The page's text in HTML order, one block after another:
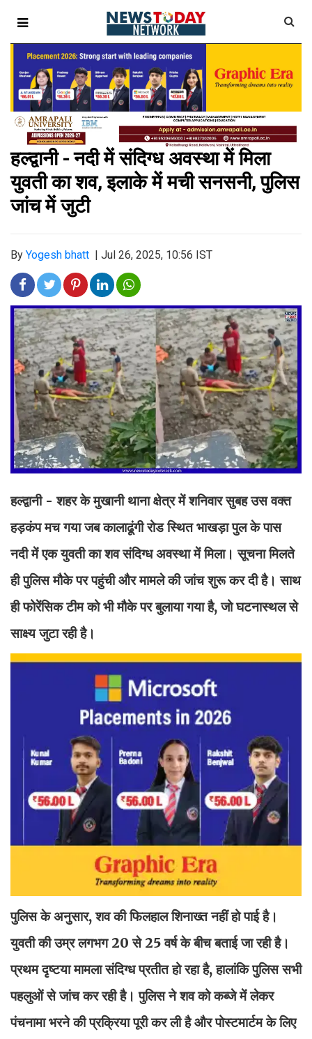
हल्द्वानी - नदी में संदिग्ध अवस्था में मिला
युवती का शव, इलाके में मची सनसनी, पुलिस
जांच में जुटी
By Yogesh bhatt Jul 26, 2025, 10:56 IST
हल्द्वानी - शहर के मुखानी थाना क्षेत्र में शनिवार सुबह उस वक्त
हड़कंप मच गया जब कालाढूंगी रोड स्थित भाखड़ा पुल के पास
नदी में एक युवती का शव संदिग्ध अवस्था में मिला। सूचना मिलते
ही पुलिस मौके पर पहुंची और मामले की जांच शुरू कर दी है। साथ
ही फोरेंसिक टीम को भी मौके पर बुलाया गया है, जो घटनास्थल से
साक्ष्य जुटा रही है।
पुलिस के अनुसार, शव की फिलहाल शिनाख्त नहीं हो पाई है।
युवती की उम्र लगभग 20 से 25 वर्ष के बीच बताई जा रही है।
प्रथम दृष्टया मामला संदिग्ध प्रतीत हो रहा है, हालांकि पुलिस सभी
पहलुओं से जांच कर रही है। पुलिस ने शव को कब्जे में लेकर
पंचनामा भरने की प्रक्रिया पूरी कर ली है और पोस्टमार्टम के लिए